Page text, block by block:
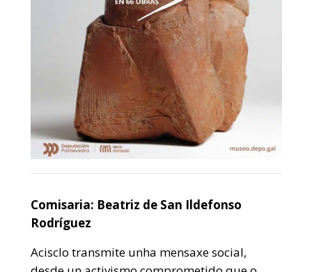
Comisaria: Beatriz de San Ildefonso
Rodríguez
Acisclo transmite unha mensaxe social,